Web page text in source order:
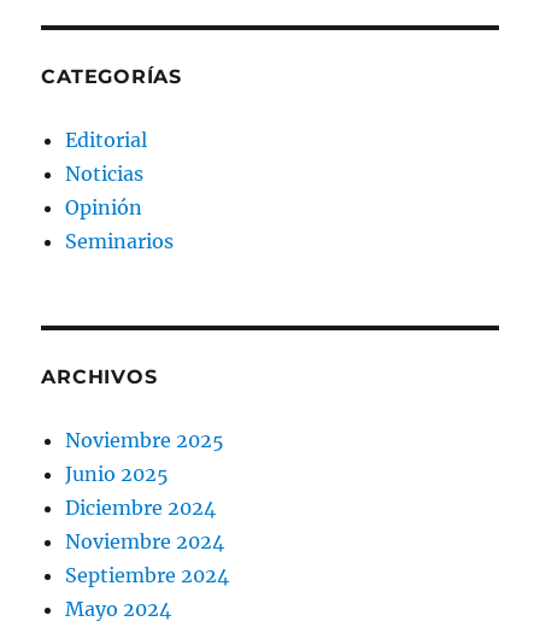
CATEGORÍAS
Editorial
Noticias
Opinión
Seminarios
ARCHIVOS
Noviembre 2025
Junio 2025
Diciembre 2024
Noviembre 2024
Septiembre 2024
Mayo 2024